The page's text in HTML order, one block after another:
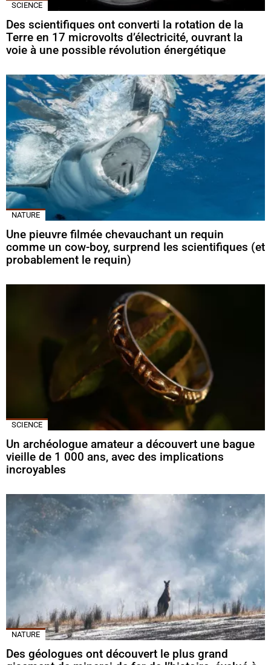
SCIENCE
Des scientifiques ont converti la rotation de la
Terre en 17 microvolts d’électricité, ouvrant la
voie à une possible révolution énergétique
NATURE
Une pieuvre filmée chevauchant un requin
comme un cow-boy, surprend les scientifiques (et
probablement le requin)
SCIENCE
Un archéologue amateur a découvert une bague
vieille de 1 000 ans, avec des implications
incroyables
NATURE
Des géologues ont découvert le plus grand